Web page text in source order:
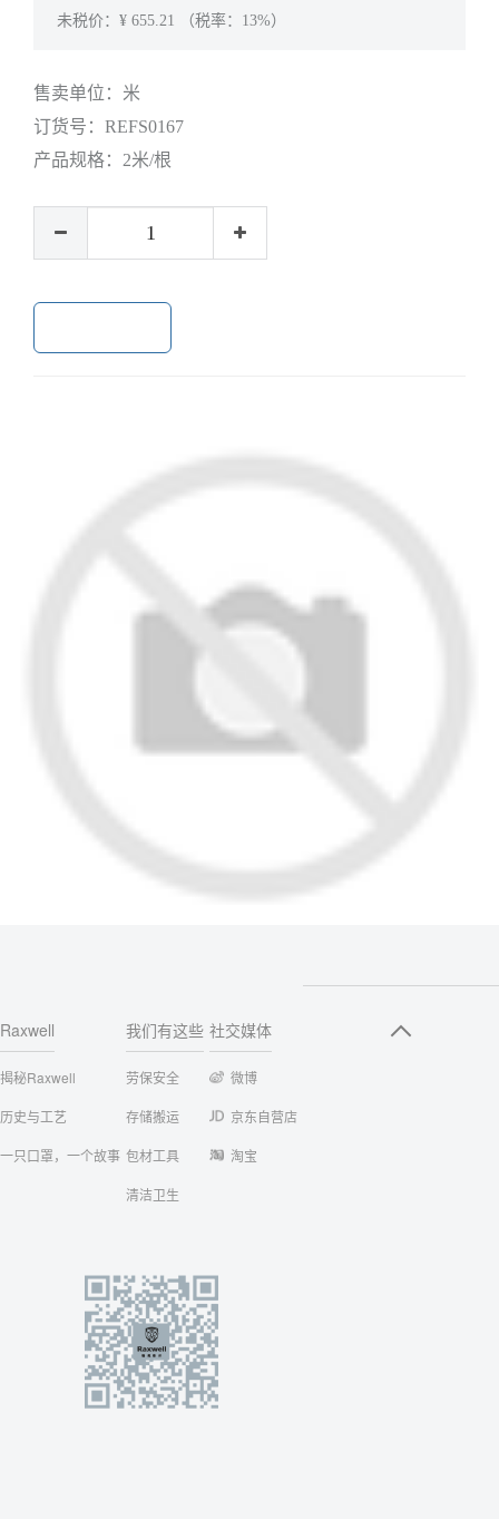
未税价：¥ 655.21 （税率：13%）
售卖单位： 米
订货号： REFS0167
产品规格： 2米/根
Raxwell
揭秘Raxwell
历史与工艺
一只口罩，一个故事
我们有这些
劳保安全
存储搬运
包材工具
清洁卫生
社交媒体
微博
京东自营店
淘宝